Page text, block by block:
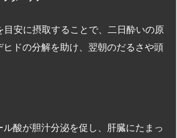
目安に摂取することで、二日酔いの原
ヒドの分解を助け、翌朝のだるさや頭
ル酸が胆汁分泌を促し、肝臓にたまっ